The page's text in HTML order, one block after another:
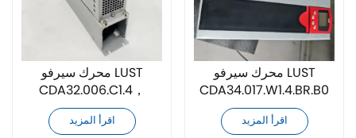
محرك سيرفو LUST
CDA32.006.C1.4，
B0.H08.BR جديد تمامًا
اقرأ المزيد
محرك سيرفو LUST
CDA34.017.W1.4.BR.B0
جديد تمامًا
اقرأ المزيد